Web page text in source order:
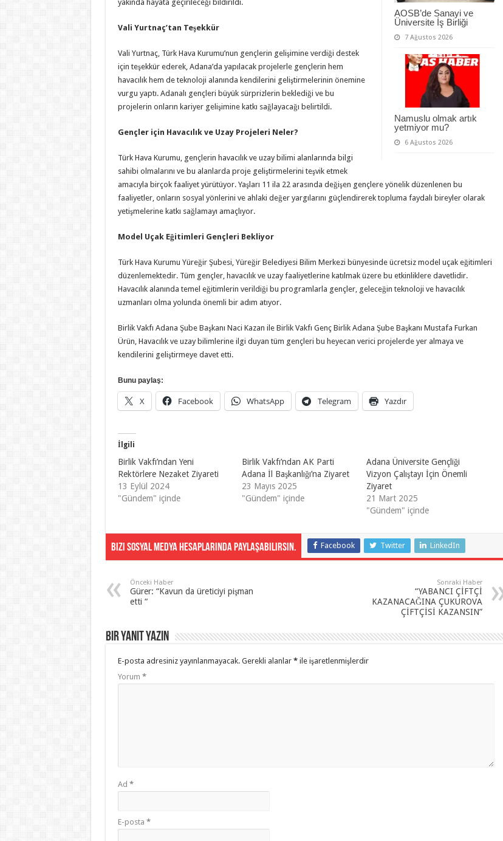
AOSB’de Sanayi ve
Üniversite İş Birliği
7 Ağustos 2026
Namuslu olmak artık
yetmiyor mu?
6 Ağustos 2026
yakında hayata geçirileceği bildirildi.
Vali Yurtnaç’tan Teşekkür
Vali Yurtnaç, Türk Hava Kurumu’nun gençlerin gelişimine verdiği destek
için teşekkür ederek, Adana’da yapılacak projelerle gençlerin hem
havacılık hem de teknoloji alanında kendilerini geliştirmelerinin önemine
vurgu yaptı. Adanalı gençleri büyük sürprizlerin beklediği ve bu
projelerin onların kariyer gelişimine katkı sağlayacağı belirtildi.
Gençler için Havacılık ve Uzay Projeleri Neler?
Türk Hava Kurumu, gençlerin havacılık ve uzay bilimi alanlarında bilgi
sahibi olmalarını ve bu alanlarda proje geliştirmelerini teşvik etmek
amacıyla birçok faaliyet yürütüyor. Yaşları 11 ila 22 arasında değişen gençlere yönelik düzenlenen bu
faaliyetler, onların sosyal yönlerini ve ahlaki değer yargılarını güçlendirerek topluma faydalı bireyler olarak
yetişmelerine katkı sağlamayı amaçlıyor.
Model Uçak Eğitimleri Gençleri Bekliyor
Türk Hava Kurumu Yüreğir Şubesi, Yüreğir Belediyesi Bilim Merkezi bünyesinde ücretsiz model uçak eğitimleri
düzenlemektedir. Tüm gençler, havacılık ve uzay faaliyetlerine katılmak üzere bu etkinliklere davetlidir.
Havacılık alanında temel eğitimlerin verildiği bu programlarla gençler, geleceğin teknoloji ve havacılık
uzmanları olma yolunda önemli bir adım atıyor.
Birlik Vakfı Adana Şube Başkanı Naci Kazan ile Birlik Vakfı Genç Birlik Adana Şube Başkanı Mustafa Furkan
Ürün, Havacılık ve uzay bilimlerine ilgi duyan tüm gençleri bu heyecan verici projelerde yer almaya ve
kendilerini geliştirmeye davet etti.
Bunu paylaş:
X Facebook WhatsApp Telegram Yazdır
İlgili
Birlik Vakfı’ndan Yeni
Rektörlere Nezaket Ziyareti
13 Eylül 2024
"Gündem" içinde
Birlik Vakfı’ndan AK Parti
Adana İl Başkanlığı’na Ziyaret
23 Mayıs 2025
"Gündem" içinde
Adana Üniversite Gençliği
Vizyon Çalıştayı İçin Önemli
Ziyaret
21 Mart 2025
"Gündem" içinde
Bizi Sosyal Medya Hesaplarında Paylaşabilirsin. Facebook Twitter LinkedIn
Önceki Haber
Gürer: “Kavun da üreticiyi pişman
etti “
Sonraki Haber
“YABANCI ÇİFTÇİ
KAZANACAĞINA ÇUKUROVA
ÇİFTÇİSİ KAZANSIN”
Bir yanıt yazın
E-posta adresiniz yayınlanmayacak. Gerekli alanlar *ile işaretlenmişlerdir
Yorum *
Ad *
E-posta *